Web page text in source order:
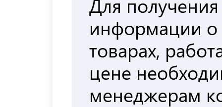
информации о
товарах,
цене
менеджерам